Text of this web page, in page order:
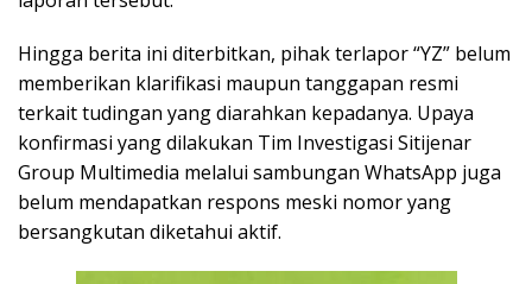
Hingga berita ini diterbitkan, pihak terlapor “YZ” belum
memberikan klarifikasi maupun tanggapan resmi
terkait tudingan yang diarahkan kepadanya. Upaya
konfirmasi yang dilakukan Tim Investigasi Sitijenar
Group Multimedia melalui sambungan WhatsApp juga
belum mendapatkan respons meski nomor yang
bersangkutan diketahui aktif.